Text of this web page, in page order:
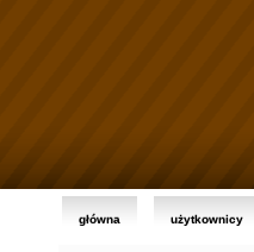
główna użytkownicy